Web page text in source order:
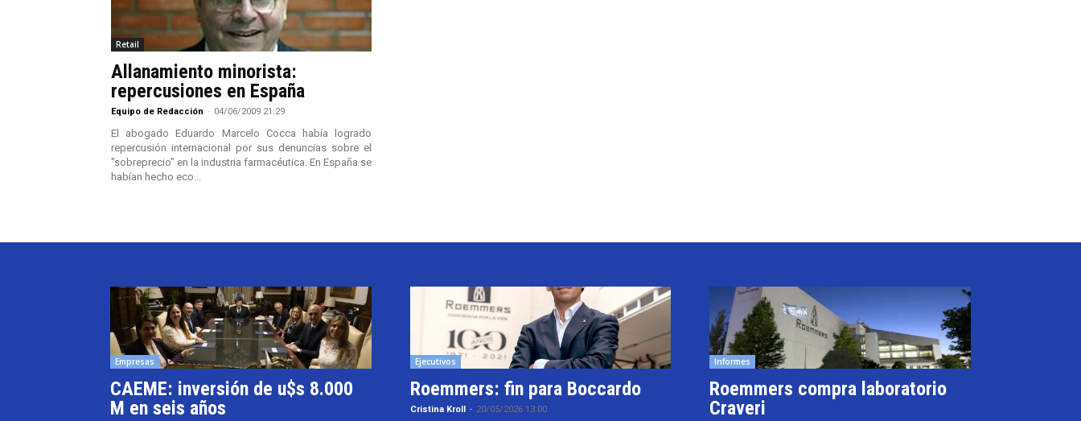
Retail
Allanamiento minorista:
repercusiones en España
Equipo de Redacción - 04/06/2009 21:29
El abogado Eduardo Marcelo Cocca había logrado
repercusión internacional por sus denuncias sobre el
"sobreprecio" en la industria farmacéutica. En España se
habían hecho eco...
Empresas
CAEME: inversión de u$s 8.000
M en seis años
Ejecutivos
Roemmers: fin para Boccardo
Cristina Kroll - 20/05/2026 13:00
Informes
Roemmers compra laboratorio
Craveri